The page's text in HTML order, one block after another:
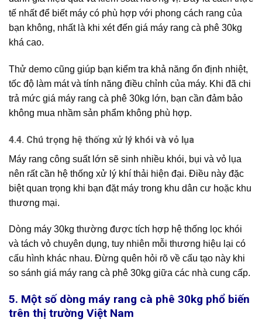
tế nhất để biết máy có phù hợp với phong cách rang của
bạn không, nhất là khi xét đến giá máy rang cà phê 30kg
khá cao.
Thử demo cũng giúp bạn kiểm tra khả năng ổn định nhiệt,
tốc độ làm mát và tính năng điều chỉnh của máy. Khi đã chi
trả mức giá máy rang cà phê 30kg lớn, bạn cần đảm bảo
không mua nhầm sản phẩm không phù hợp.
4.4. Chú trọng hệ thống xử lý khói và vỏ lụa
Máy rang công suất lớn sẽ sinh nhiều khói, bụi và vỏ lụa
nên rất cần hệ thống xử lý khí thải hiện đại. Điều này đặc
biệt quan trọng khi bạn đặt máy trong khu dân cư hoặc khu
thương mại.
Dòng máy 30kg thường được tích hợp hệ thống lọc khói
và tách vỏ chuyên dụng, tuy nhiên mỗi thương hiệu lại có
cấu hình khác nhau. Đừng quên hỏi rõ về cấu tạo này khi
so sánh giá máy rang cà phê 30kg giữa các nhà cung cấp.
5. Một số dòng máy rang cà phê 30kg phổ biến
trên thị trường Việt Nam